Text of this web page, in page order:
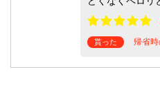
貰った 帰省時